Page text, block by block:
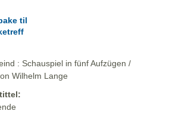
til
: Schauspiel in fünf Aufzügen /
Wilhelm Lange